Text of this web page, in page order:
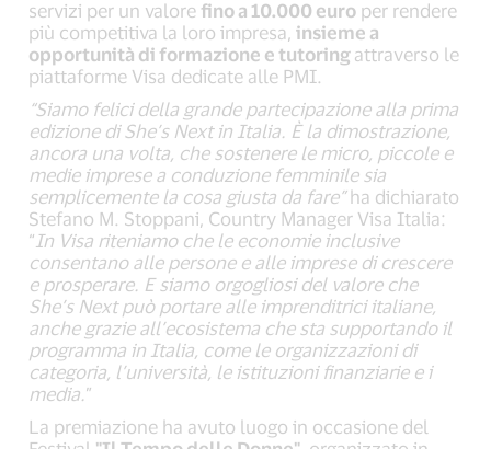
servizi per un valore fino a 10.000 euro per rendere
più competitiva la loro impresa,insieme a
opportunità di formazione e tutoring attraverso le
piattaforme Visa dedicate alle PMI.
“Siamo felici della grande partecipazione alla prima
edizione di She’s Next in Italia. È la dimostrazione,
ancora una volta, che sostenere le micro, piccole e
medie imprese a conduzione femminile sia
semplicemente la cosa giusta da fare”ha dichiarato
Stefano M. Stoppani, Country Manager Visa Italia:
“ In Visa riteniamo che le economie inclusive
consentano alle persone e alle imprese di crescere
e prosperare. E siamo orgogliosi del valore che
She’s Next può portare alle imprenditrici italiane,
anche grazie all’ecosistema che sta supportando il
programma in Italia, come le organizzazioni di
categoria, l’università, le istituzioni finanziarie e i
media.”
La premiazione ha avuto luogo in occasione del